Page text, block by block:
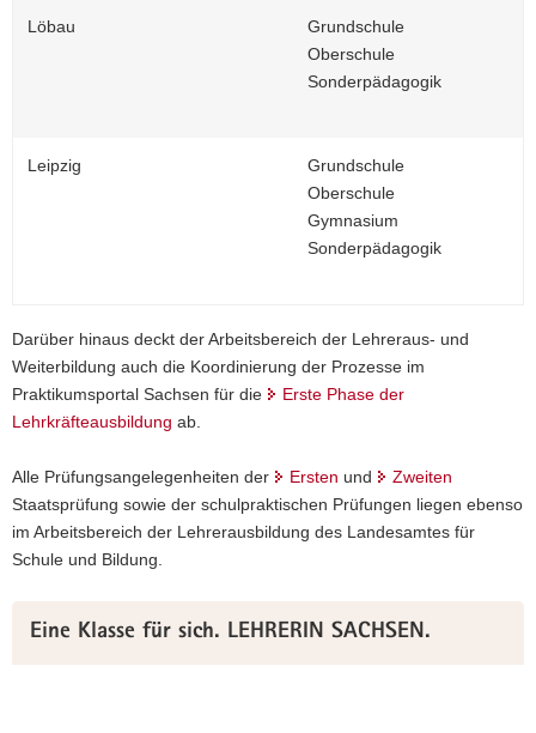
Löbau
Grundschule
Oberschule
Sonderpädagogik
Leipzig
Grundschule
Oberschule
Gymnasium
Sonderpädagogik
Darüber hinaus deckt der Arbeitsbereich der Lehreraus- und
Weiterbildung auch die Koordinierung der Prozesse im
Praktikumsportal Sachsen für die
Erste Phase der
Lehrkräfteausbildung ab.
Alle Prüfungsangelegenheiten der Ersten und
Zweiten
Staatsprüfung sowie der schulpraktischen Prüfungen liegen ebenso
im Arbeitsbereich der Lehrerausbildung des Landesamtes für
Schule und Bildung.
Information
Eine Klasse für sich. LEHRERIN SACHSEN.